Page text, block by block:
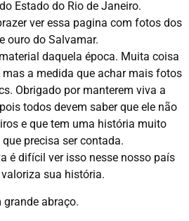
Estado do Rio de Janeiro.
ver essa pagina com fotos dos
ouro do Salvamar.
daquela época. Muita coisa
mas a medida que achar mais fotos
Obrigado por manterem viva a
todos devem saber que ele não
e que tem uma história muito
precisa ser contada.
é difícil ver isso nesse nosso país
sua história.
grande abraço.